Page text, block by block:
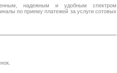
надежным и удобным спектром
по приему платежей за услуги сотовых